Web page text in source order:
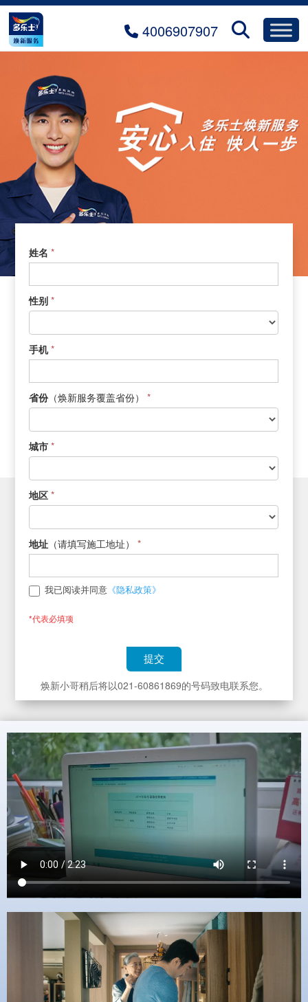
4006907907
1.0.
预
约
焕
新
姓名*
性别*
手机*
省份（焕新服务覆盖省份） *
城市*
地区*
地址 （请填写施工地址） *
我已阅读并同意 《隐私政策》
*代表必填项
提交
焕新小哥稍后将以021-60861869的号码致电联系您。